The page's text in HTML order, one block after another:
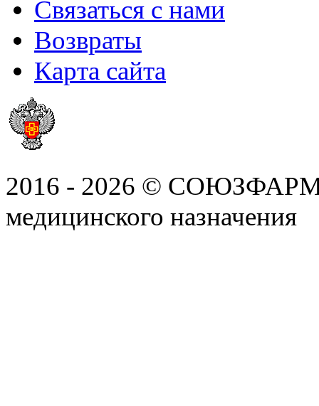
Связаться с нами
Возвраты
Карта сайта
2016 - 2026 © СОЮЗФАРМ,
медицинского назначения